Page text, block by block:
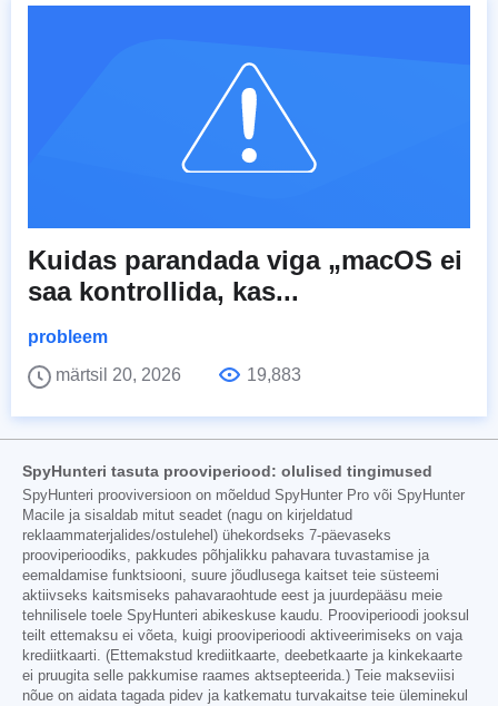
Kuidas parandada viga „macOS ei
saa kontrollida, kas...
probleem
märtsil 20, 2026
19,883
SpyHunteri tasuta prooviperiood: olulised tingimused
SpyHunteri prooviversioon on mõeldud SpyHunter Pro või SpyHunter
Macile ja sisaldab mitut seadet (nagu on kirjeldatud
reklaammaterjalides/ostulehel) ühekordseks 7-päevaseks
prooviperioodiks, pakkudes põhjalikku pahavara tuvastamise ja
eemaldamise funktsiooni, suure jõudlusega kaitset teie süsteemi
aktiivseks kaitsmiseks pahavaraohtude eest ja juurdepääsu meie
tehnilisele toele SpyHunteri abikeskuse kaudu. Prooviperioodi jooksul
teilt ettemaksu ei võeta, kuigi prooviperioodi aktiveerimiseks on vaja
krediitkaarti. (Ettemakstud krediitkaarte, deebetkaarte ja kinkekaarte
ei pruugita selle pakkumise raames aktsepteerida.) Teie makseviisi
nõue on aidata tagada pidev ja katkematu turvakaitse teie üleminekul